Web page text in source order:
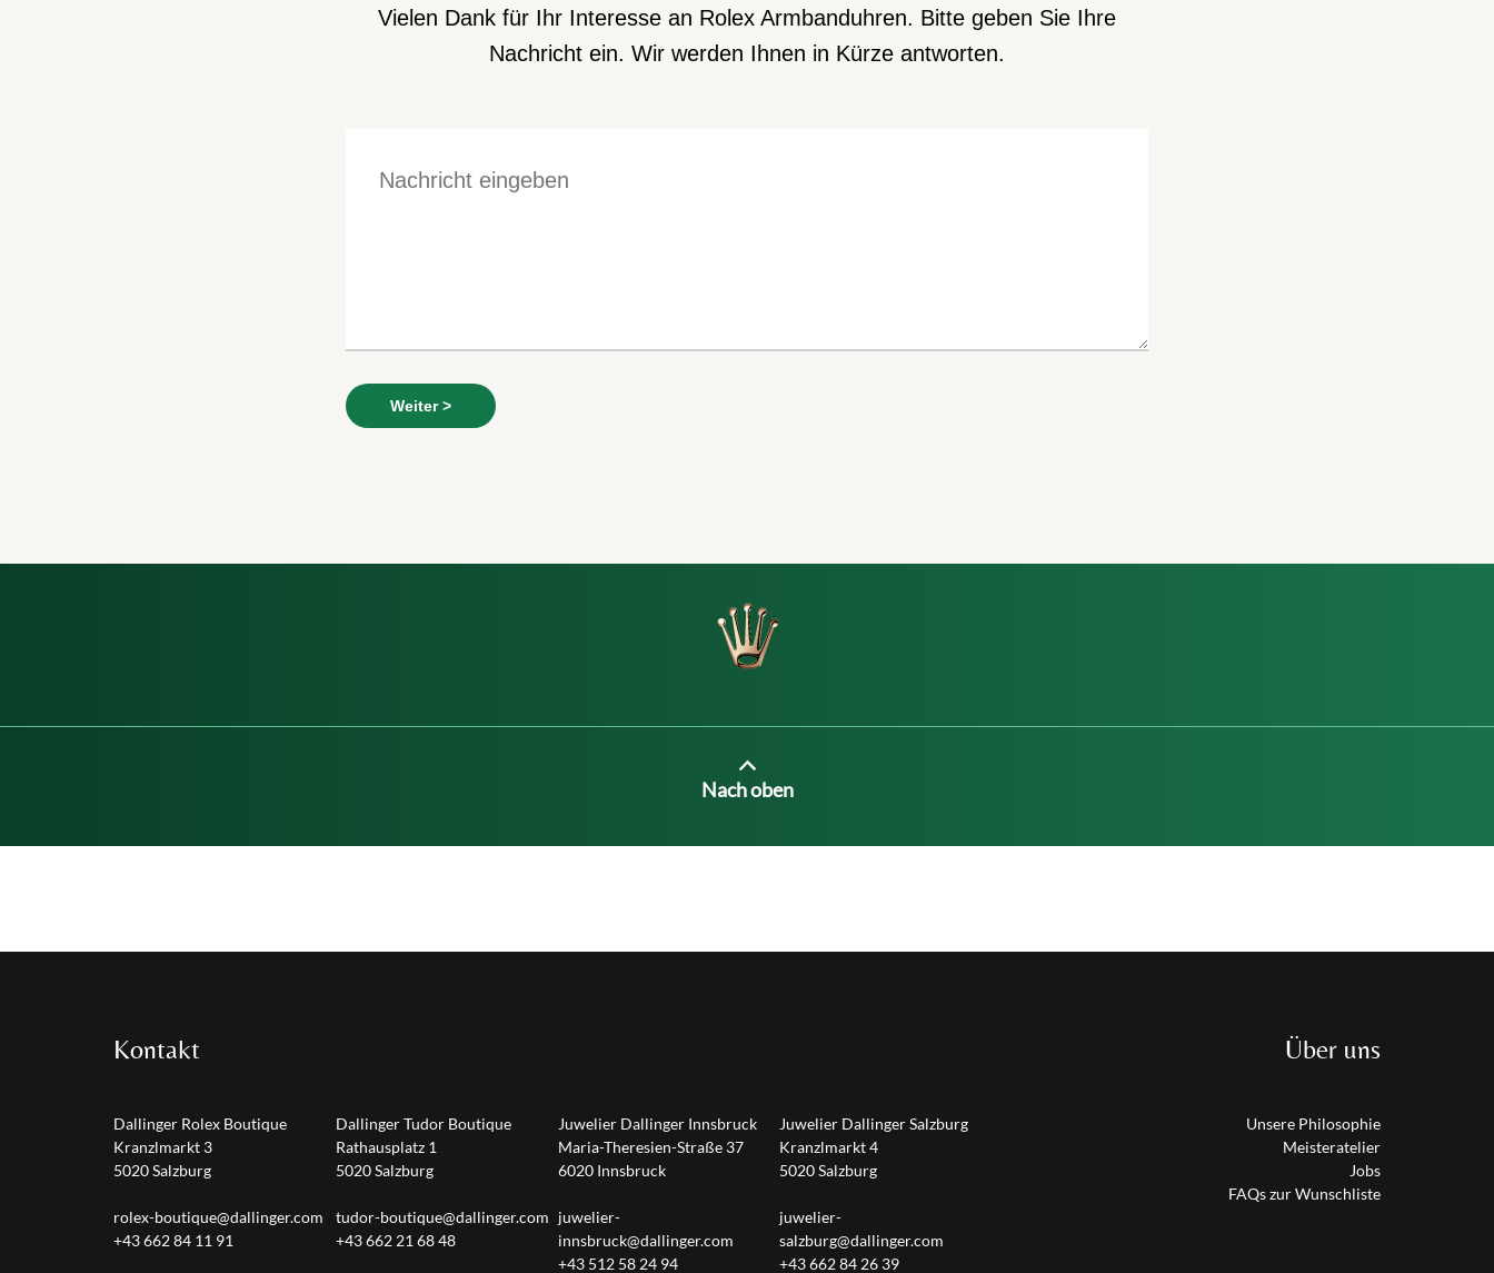
Vielen Dank für Ihr Interesse an Rolex Armbanduhren. Bitte geben Sie Ihre
Nachricht ein. Wir werden Ihnen in Kürze antworten.
Nach oben
Kontakt
Dallinger Rolex Boutique
Kranzlmarkt 3
5020 Salzburg
rolex-boutique@dallinger.com
+43 662 84 11 91
Dallinger Tudor Boutique
Rathausplatz 1
5020 Salzburg
tudor-boutique@dallinger.com
+43 662 21 68 48
Juwelier Dallinger Innsbruck
Maria-Theresien-Straße 37
6020 Innsbruck
juwelier-
innsbruck@dallinger.com
+43 512 58 24 94
Juwelier Dallinger Salzburg
Kranzlmarkt 4
5020 Salzburg
juwelier-
salzburg@dallinger.com
+43 662 84 26 39
Über uns
Unsere Philosophie
Meisteratelier
Jobs
FAQs zur Wunschliste